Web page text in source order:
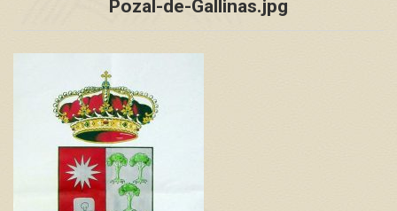
Pozal-de-Gallinas.jpg